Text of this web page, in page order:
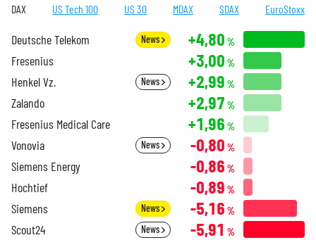
DAX US Tech 100 US 30 MDAX SDAX EuroStoxx
Deutsche Telekom News +4,80 %
Fresenius +3,00 %
Henkel Vz. News +2,99 %
Zalando +2,97 %
Fresenius Medical Care +1,96 %
Vonovia News -0,80 %
Siemens Energy -0,86 %
Hochtief -0,89 %
Siemens News -5,16 %
Scout24 News -5,91 %